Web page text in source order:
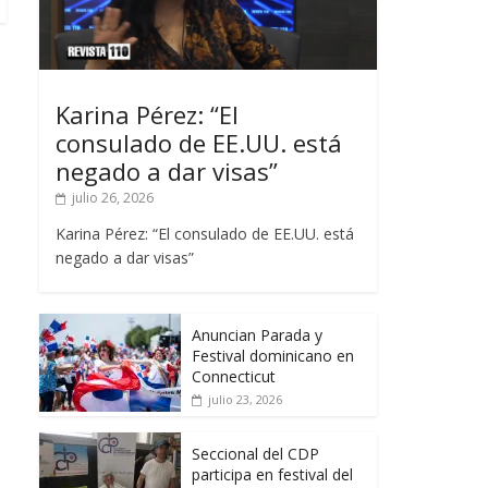
Karina Pérez: “El
consulado de EE.UU. está
negado a dar visas”
julio 26, 2026
Karina Pérez: “El consulado de EE.UU. está
negado a dar visas”
Anuncian Parada y
Festival dominicano en
Connecticut
julio 23, 2026
Seccional del CDP
participa en festival del